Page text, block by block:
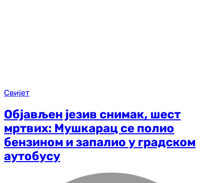
Свијет
Објављен језив снимак, шест
мртвих: Мушкарац се полио
бензином и запалио у градском
аутобусу